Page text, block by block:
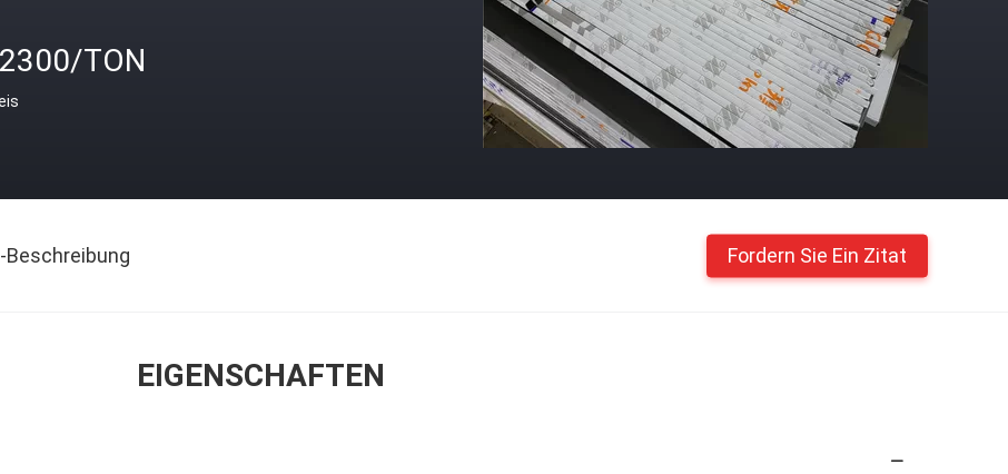
TON
Beschreibung Fordern Sie Ein Zitat
EIGENSCHAFTEN